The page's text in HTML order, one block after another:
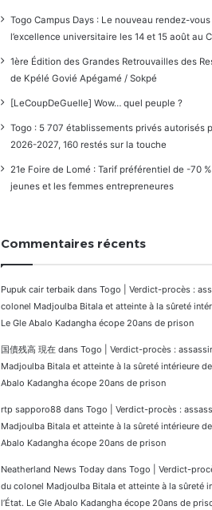
Togo Campus Days : Le nouveau rendez-vous
l’excellence universitaire les 14 et 15 août au
1ère Édition des Grandes Retrouvailles des
de Kpélé Govié Apégamé / Sokpé
[LeCoupDeGuelle] Wow… quel peuple ?
Togo : 5 707 établissements privés autorisés
2026-2027, 160 restés sur la touche
21e Foire de Lomé : Tarif préférentiel de -70
jeunes et les femmes entrepreneures
Commentaires récents
Pupuk cair terbaik dans Togo | Verdict-procès :
colonel Madjoulba Bitala et atteinte à la sûreté
Le Gle Abalo Kadangha écope 20ans de prison
国債残高 現在 dans Togo | Verdict-procès :
Madjoulba Bitala et atteinte à la sûreté intérieure de
Abalo Kadangha écope 20ans de prison
rtp sapporo88 dans Togo | Verdict-procès :
Madjoulba Bitala et atteinte à la sûreté intérieure de
Abalo Kadangha écope 20ans de prison
Neatherland News Today dans Togo | Verdict-
du colonel Madjoulba Bitala et atteinte à la sûreté
l’État. Le Gle Abalo Kadangha écope 20ans de